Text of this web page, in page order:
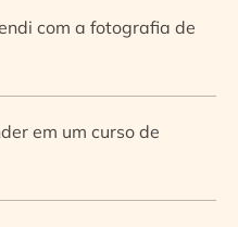
com a fotografia de
em um curso de